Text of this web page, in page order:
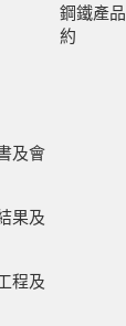
及會
果及
程及
鋼鐵產
約